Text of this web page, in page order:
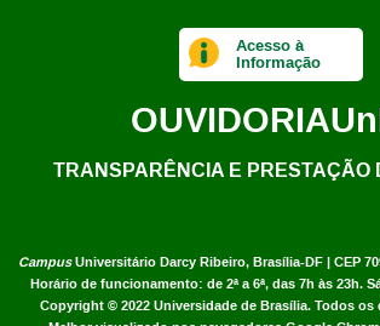
CampusUniversitário Darcy Ribeiro, Brasília-DF | CEP
Horário de funcionamento: de 2ª a 6ª, das 7h às 23h.
Copyright © 2022 Universidade de Brasília. Todos os
Acesso à
Informação
OUVIDORIA
TRANSPARÊNCIA E PRESTAÇÃO